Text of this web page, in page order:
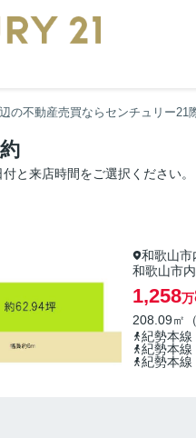
の不動産売買ならセンチュリー21
と来店時間をご選択ください。
和歌山市
和歌山市
1,258万
208.09㎡（
紀勢本線
紀勢本線
紀勢本線